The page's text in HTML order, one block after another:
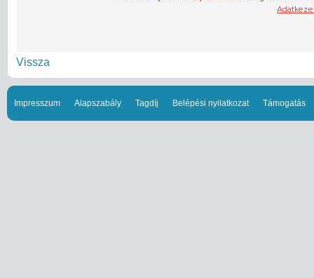
Vissza
Impresszum Alapszabály Tagdíj Belépési nyilatkozat Támogatás